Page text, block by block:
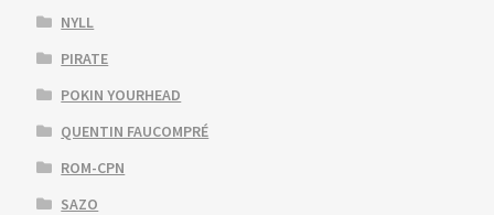
NYLL
PIRATE
POKIN YOURHEAD
QUENTIN FAUCOMPRÉ
ROM-CPN
SAZO